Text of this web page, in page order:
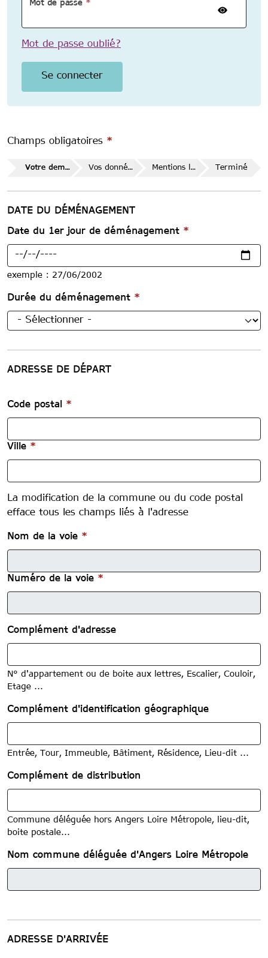
Champs obligatoires *
Votre demande Vos données Mentions légales Terminé
DATE DU DÉMÉNAGEMENT
Date du 1er jour de déménagement *
exemple : 27/06/2002
Durée du déménagement *
ADRESSE DE DÉPART
Adresse de départ du demandeur
*
Code postal *
Ville *
reset
La modification de la commune ou du code postal
efface tous les champs liés à l'adresse
Nom de la voie *
Numéro de la voie *
Complément d'adresse
N° d'appartement ou de boite aux lettres, Escalier, Couloir,
Etage ...
Complément d'identification géographique
Entrée, Tour, Immeuble, Bâtiment, Résidence, Lieu-dit ...
Complément de distribution
Commune déléguée hors Angers Loire Métropole, lieu-dit,
boite postale...
Nom commune déléguée d'Angers Loire Métropole
ADRESSE D'ARRIVÉE
Mot de passe *
Mot de passe oublié?